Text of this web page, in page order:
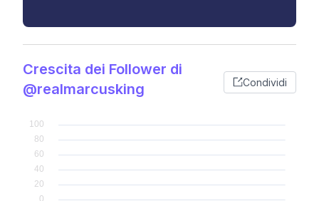
Crescita dei Follower di
@realmarcusking
Condividi